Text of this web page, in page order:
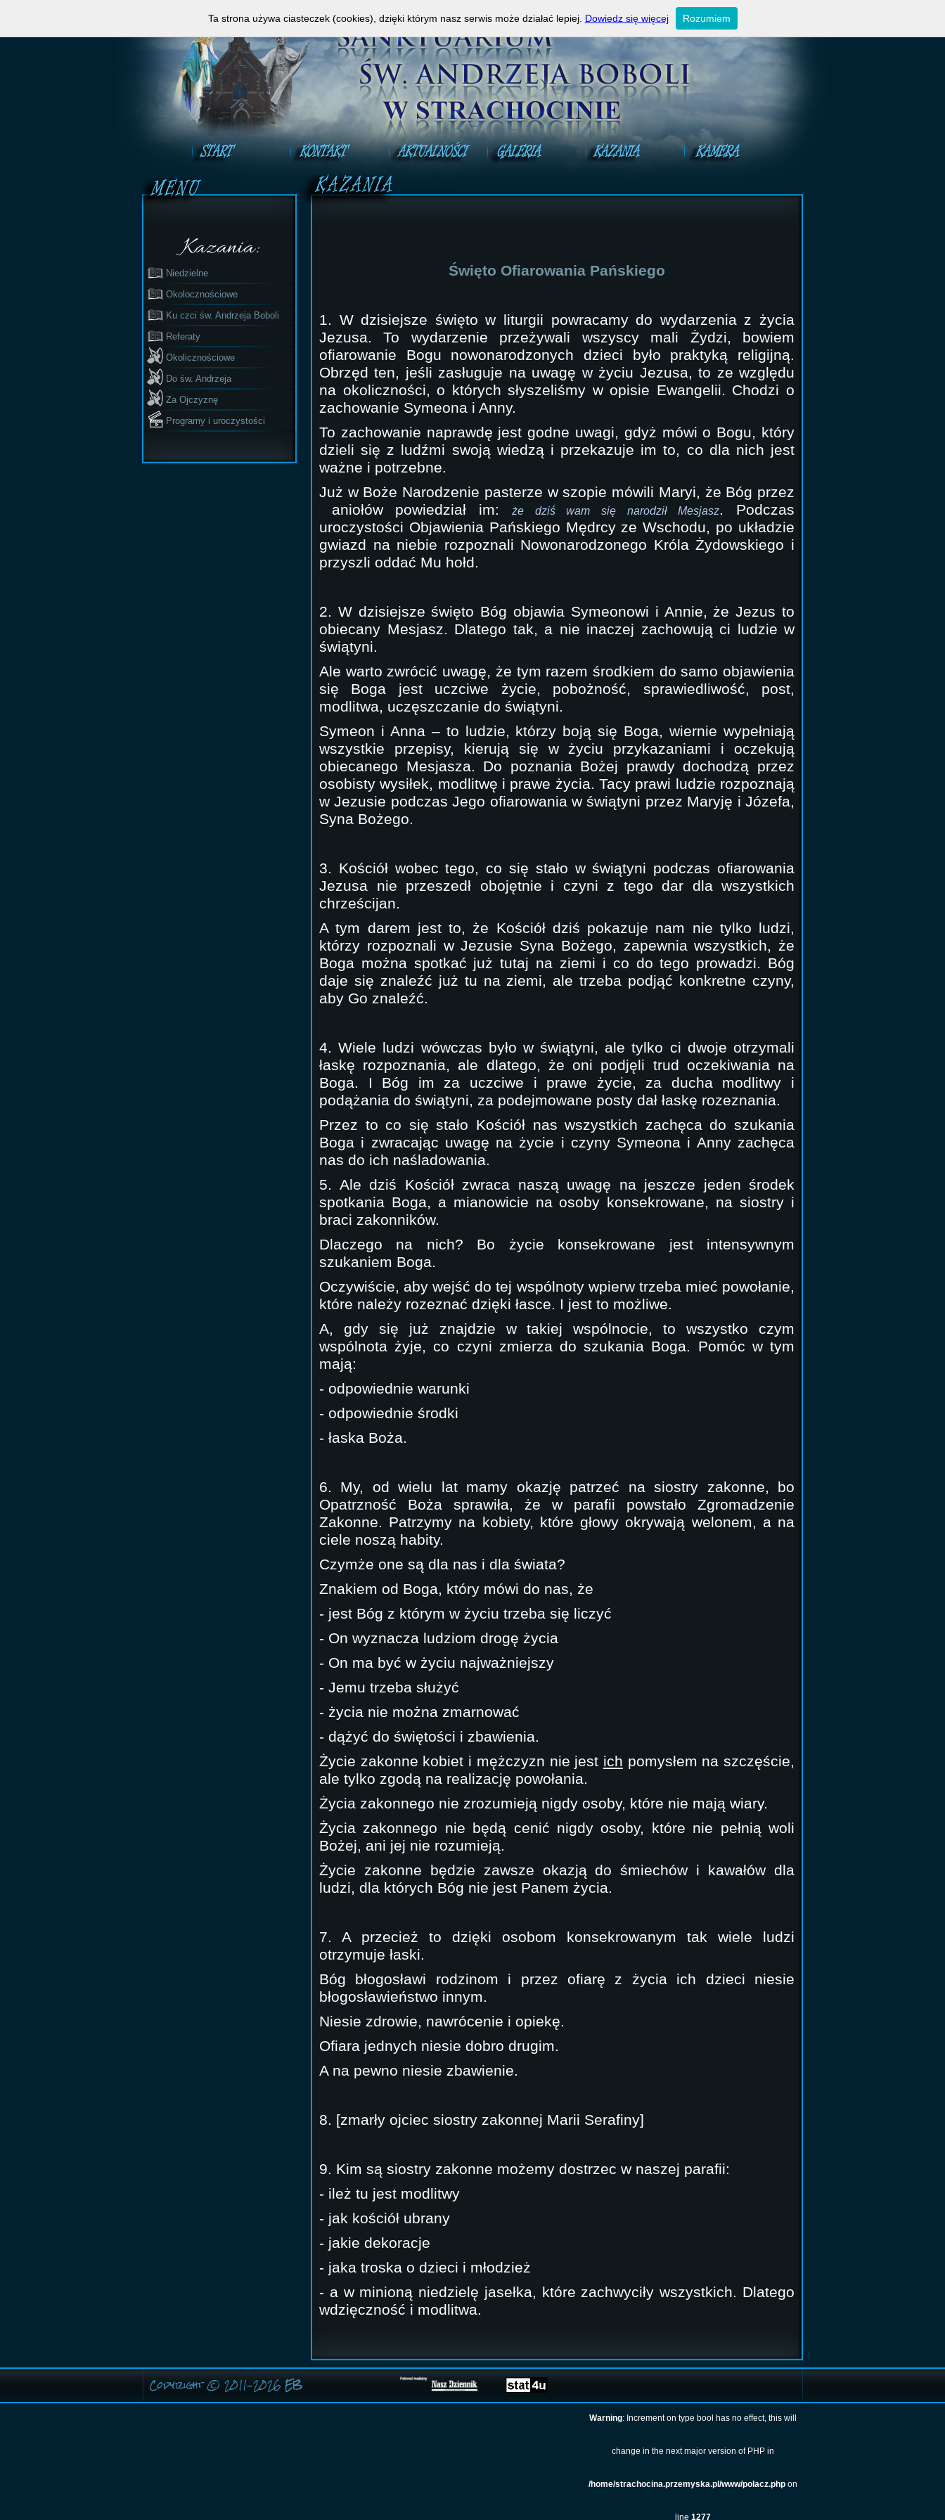
Ogłoszenia niedzielne
Kazania:
Niedzielne
Okolocznościowe
Ku czci św. Andrzeja Boboli
Referaty
Okolicznościowe
Do św. Andrzeja
Za Ojczyznę
Programy i uroczystości
Święto Ofiarowania Pańskiego
1. W dzisiejsze święto w liturgii powracamy do wydarzenia z życia
Jezusa. To wydarzenie przeżywali wszyscy mali Żydzi, bowiem
ofiarowanie Bogu nowonarodzonych dzieci było praktyką religijną.
Obrzęd ten, jeśli zasługuje na uwagę w życiu Jezusa, to ze względu
na okoliczności, o których słyszeliśmy w opisie Ewangelii. Chodzi o
zachowanie Symeona i Anny.
To zachowanie naprawdę jest godne uwagi, gdyż mówi o Bogu, który
dzieli się z ludźmi swoją wiedzą i przekazuje im to, co dla nich jest
ważne i potrzebne.
Już w Boże Narodzenie pasterze w szopie mówili Maryi, że Bóg przez
aniołów powiedział im:
że dziś wam się narodził Mesjasz. Podczas
uroczystości Objawienia Pańskiego Mędrcy ze Wschodu, po układzie
gwiazd na niebie rozpoznali Nowonarodzonego Króla Żydowskiego i
przyszli oddać Mu hołd.
2. W dzisiejsze święto Bóg objawia Symeonowi i Annie, że Jezus to
obiecany Mesjasz. Dlatego tak, a nie inaczej zachowują ci ludzie w
świątyni.
Ale warto zwrócić uwagę, że tym razem środkiem do samo objawienia
się Boga jest uczciwe życie, pobożność, sprawiedliwość, post,
modlitwa, uczęszczanie do świątyni.
Symeon i Anna – to ludzie, którzy boją się Boga, wiernie wypełniają
wszystkie przepisy, kierują się w życiu przykazaniami i oczekują
obiecanego Mesjasza. Do poznania Bożej prawdy dochodzą przez
osobisty wysiłek, modlitwę i prawe życia. Tacy prawi ludzie rozpoznają
w Jezusie podczas Jego ofiarowania w świątyni przez Maryję i Józefa,
Syna Bożego.
3. Kościół wobec tego, co się stało w świątyni podczas ofiarowania
Jezusa nie przeszedł obojętnie i czyni z tego dar dla wszystkich
chrześcijan.
A tym darem jest to, że Kościół dziś pokazuje nam nie tylko ludzi,
którzy rozpoznali w Jezusie Syna Bożego, zapewnia wszystkich, że
Boga można spotkać już tutaj na ziemi i co do tego prowadzi. Bóg
daje się znaleźć już tu na ziemi, ale trzeba podjąć konkretne czyny,
aby Go znaleźć.
4. Wiele ludzi wówczas było w świątyni, ale tylko ci dwoje otrzymali
łaskę rozpoznania, ale dlatego, że oni podjęli trud oczekiwania na
Boga. I Bóg im za uczciwe i prawe życie, za ducha modlitwy i
podążania do świątyni, za podejmowane posty dał łaskę rozeznania.
Przez to co się stało Kościół nas wszystkich zachęca do szukania
Boga i zwracając uwagę na życie i czyny Symeona i Anny zachęca
nas do ich naśladowania.
5. Ale dziś Kościół zwraca naszą uwagę na jeszcze jeden środek
spotkania Boga, a mianowicie na osoby konsekrowane, na siostry i
braci zakonników.
Dlaczego na nich? Bo życie konsekrowane jest intensywnym
szukaniem Boga.
Oczywiście, aby wejść do tej wspólnoty wpierw trzeba mieć powołanie,
które należy rozeznać dzięki łasce. I jest to możliwe.
A, gdy się już znajdzie w takiej wspólnocie, to wszystko czym
wspólnota żyje, co czyni zmierza do szukania Boga. Pomóc w tym
mają:
- odpowiednie warunki
- odpowiednie środki
- łaska Boża.
6. My, od wielu lat mamy okazję patrzeć na siostry zakonne, bo
Opatrzność Boża sprawiła, że w parafii powstało Zgromadzenie
Zakonne. Patrzymy na kobiety, które głowy okrywają welonem, a na
ciele noszą habity.
Czymże one są dla nas i dla świata?
Znakiem od Boga, który mówi do nas, że
- jest Bóg z którym w życiu trzeba się liczyć
- On wyznacza ludziom drogę życia
- On ma być w życiu najważniejszy
- Jemu trzeba służyć
- życia nie można zmarnować
- dążyć do świętości i zbawienia.
Życie zakonne kobiet i mężczyzn nie jest ich pomysłem na szczęście,
ale tylko zgodą na realizację powołania.
Życia zakonnego nie zrozumieją nigdy osoby, które nie mają wiary.
Życia zakonnego nie będą cenić nigdy osoby, które nie pełnią woli
Bożej, ani jej nie rozumieją.
Życie zakonne będzie zawsze okazją do śmiechów i kawałów dla
ludzi, dla których Bóg nie jest Panem życia.
7. A przecież to dzięki osobom konsekrowanym tak wiele ludzi
otrzymuje łaski.
Bóg błogosławi rodzinom i przez ofiarę z życia ich dzieci niesie
błogosławieństwo innym.
Niesie zdrowie, nawrócenie i opiekę.
Ofiara jednych niesie dobro drugim.
A na pewno niesie zbawienie.
8. [zmarły ojciec siostry zakonnej Marii Serafiny]
9. Kim są siostry zakonne możemy dostrzec w naszej parafii:
- ileż tu jest modlitwy
- jak kościół ubrany
- jakie dekoracje
- jaka troska o dzieci i młodzież
- a w minioną niedzielę jasełka, które zachwyciły wszystkich. Dlatego
wdzięczność i modlitwa.
Copyright © 2011-2026 EB
Warning: Increment on type bool has no effect, this will
change in the next major version of PHP in
/home/strachocina.przemyska.pl/www/polacz.phpon
line 1277
Ta strona używa ciasteczek (cookies), dzięki którym nasz serwis może działać lepiej. Dowiedz się więcej Rozumiem